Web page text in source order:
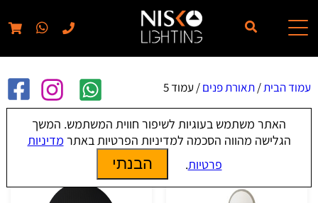
עמוד הבית/תאורת פנים/ עמוד 5
תאורת פנים
האתר משתמש בעוגיות לשיפור חווית המשתמש. המשך
הגלישה מהווה הסכמה למדיניות הפרטיות באתר מדיניות
פרטיות. הבנתי